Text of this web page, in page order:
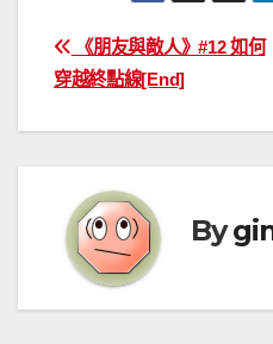
文
章
覽
《朋友與敵人》#12 如何
穿越終點線[End]
By